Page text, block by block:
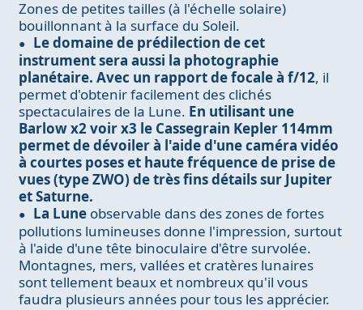
Zones de petites tailles (à l'échelle solaire)
bouillonnant à la surface du Soleil.
Le domaine de prédilection de cet
instrument sera aussi la photographie
planétaire. Avec un rapport de focale à f/12, il
permet d'obtenir facilement des clichés
spectaculaires de la Lune. En utilisant une
Barlow x2 voir x3 le Cassegrain Kepler 114mm
permet de dévoiler à l'aide d'une caméra vidéo
à courtes poses et haute fréquence de prise de
vues (type ZWO) de très fins détails sur Jupiter
et Saturne.
La Luneobservable dans des zones de fortes
pollutions lumineuses donne l'impression, surtout
à l'aide d'une tête binoculaire d'être survolée.
Montagnes, mers, vallées et cratères lunaires
sont tellement beaux et nombreux qu'il vous
faudra plusieurs années pour tous les apprécier.